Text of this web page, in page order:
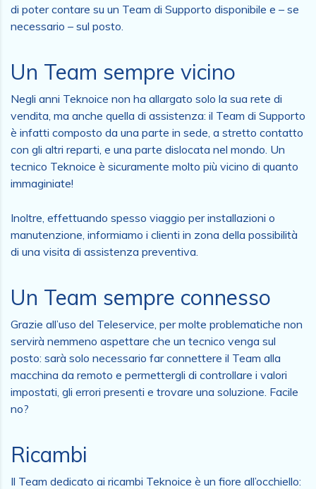
di poter contare su un Team di Supporto disponibile e – se
necessario – sul posto.
Un Team sempre vicino
Negli anni Teknoice non ha allargato solo la sua rete di
vendita, ma anche quella di assistenza: il Team di Supporto
è infatti composto da una parte in sede, a stretto contatto
con gli altri reparti, e una parte dislocata nel mondo. Un
tecnico Teknoice è sicuramente molto più vicino di quanto
immaginiate!
Inoltre, effettuando spesso viaggio per installazioni o
manutenzione, informiamo i clienti in zona della possibilità
di una visita di assistenza preventiva.
Un Team sempre connesso
Grazie all’uso del Teleservice, per molte problematiche non
servirà nemmeno aspettare che un tecnico venga sul
posto: sarà solo necessario far connettere il Team alla
macchina da remoto e permettergli di controllare i valori
impostati, gli errori presenti e trovare una soluzione. Facile
no?
Ricambi
Il Team dedicato ai ricambi Teknoice è un fiore all’occhiello: